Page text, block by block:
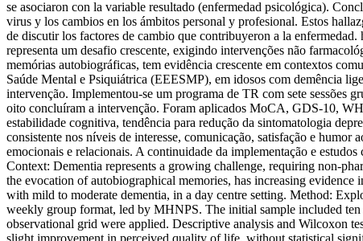
se asociaron con la variable resultado (enfermedad psicológica).
virus y los cambios en los ámbitos personal y profesional. Estos
de discutir los factores de cambio que contribuyeron a la enfermedad.
representa um desafio crescente, exigindo intervenções não
memórias autobiográficas, tem evidência crescente em contextos
Saúde Mental e Psiquiátrica (EEESMP), em idosos com demência
intervenção. Implementou-se um programa de TR com sete sessões
oito concluíram a intervenção. Foram aplicados MoCA, GDS-10,
estabilidade cognitiva, tendência para redução da sintomatologia
consistente nos níveis de interesse, comunicação, satisfação e
emocionais e relacionais. A continuidade da implementação e
Context: Dementia represents a growing challenge, requiring non-
the evocation of autobiographical memories, has increasing
with mild to moderate dementia, in a day centre setting. Method:
weekly group format, led by MHNPS. The initial sample included
observational grid were applied. Descriptive analysis and Wilcoxon
slight improvement in perceived quality of life, without statistical